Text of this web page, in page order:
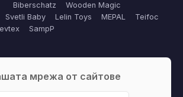
Biberschatz
Wooden Magic
Svetli Baby Lelin Toys MEPAL
Teifoc
SampP
мрежа от сайтове